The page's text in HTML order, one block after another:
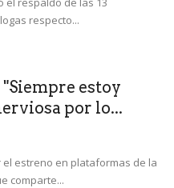
respecto...
estoy
por lo...
estreno en plataformas de la
comparte...